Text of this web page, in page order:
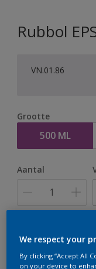
Rubbol
VN.01.86
Grootte
500 ML
Aantal
Op dit moment is
te bestellen.
er hard aan om
We respect your
By clicking “Accept All
on your device to